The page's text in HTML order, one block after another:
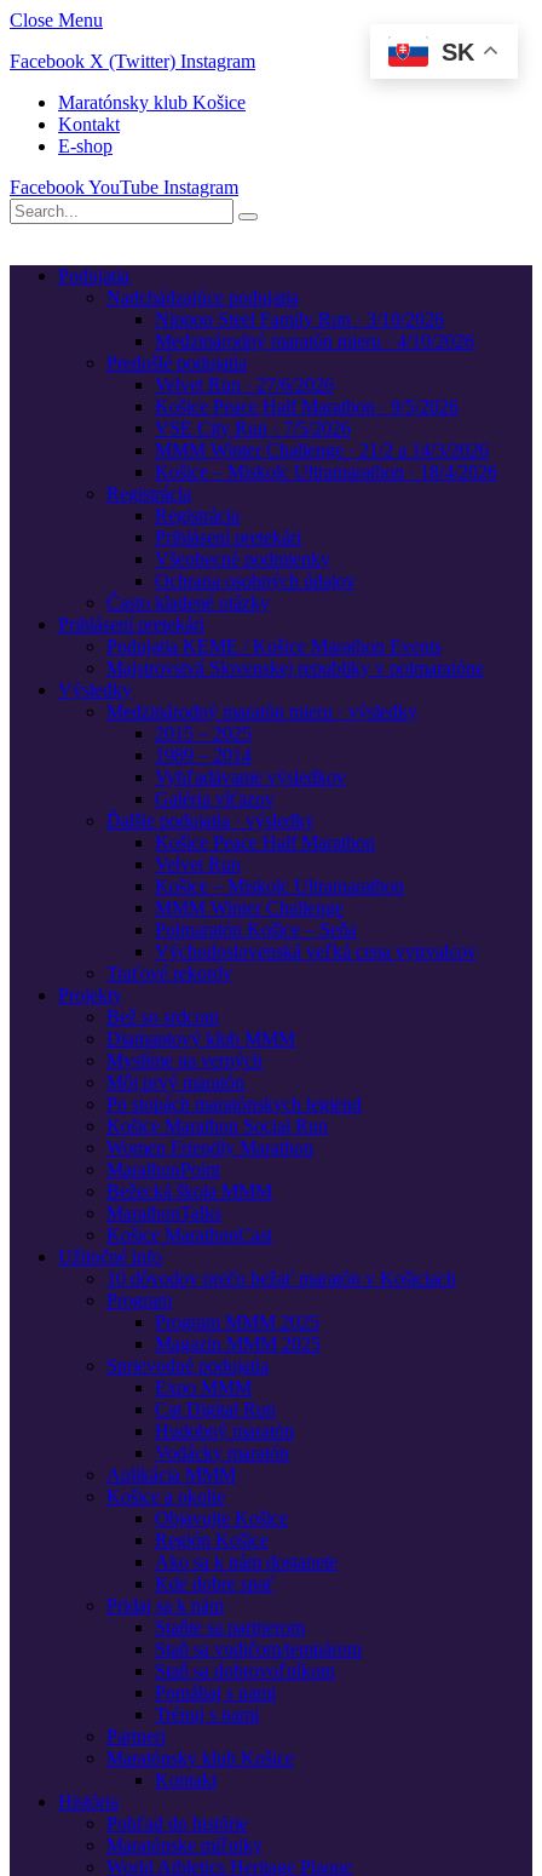
Close Menu
Facebook X (Twitter) Instagram
Maratónsky klub Košice
Kontakt
E-shop
FacebookYouTube Instagram
Podujatia
Nadchádzajúce podujatia
Nippon Steel Family Run · 3/10/2026
Medzinárodný maratón mieru · 4/10/2026
Predošlé podujatia
Velvet Run · 27/6/2026
Košice Peace Half Marathon · 9/5/2026
VSE City Run · 7/5/2026
MMM Winter Challenge · 21/2 a 14/3/2026
Košice – Miskolc Ultramarathon · 18/4/2026
Registrácia
Registrácia
Prihlásení pretekári
Všeobecné podmienky
Ochrana osobných údajov
Často kladené otázky
Prihlásení pretekári
Podujatia KEME / Košice Marathon Events
Majstrovstvá Slovenskej republiky v polmaratóne
Výsledky
Medzinárodný maratón mieru · výsledky
2015 – 2025
1989 – 2014
Vyhľadávanie výsledkov
Galéria víťazov
Ďalšie podujatia · výsledky
Košice Peace Half Marathon
Velvet Run
Košice – Miskolc Ultramarathon
MMM Winter Challenge
Polmaratón Košice – Seňa
Východoslovenská veľká cena vytrvalcov
Traťové rekordy
Projekty
Bež so srdcom
Diamantový klub MMM
Myslíme na verných
Môj prvý maratón
Po stopách maratónskych legiend
Košice Marathon Social Run
Women Friendly Marathon
MarathonPoint
Bežecká škola MMM
MarathonTalks
Košice MarathonCast
Užitočné info
10 dôvodov prečo bežať maratón v Košiciach
Program
Program MMM 2025
Magazín MMM 2025
Sprievodné podujatia
Expo MMM
Cat Digital Run
Hudobný maratón
Vodácky maratón
Aplikácia MMM
Košice a okolie
Objavujte Košice
Región Košice
Ako sa k nám dostanete
Kde dobre spať
Pridaj sa k nám
Staňte sa partnerom
Staň sa vodičom/tempárom
Staň sa dobrovoľníkom
Pomáhaj s nami
Trénuj s nami
Partneri
Maratónsky klub Košice
Kontakt
História
Pohľad do histórie
Maratónske míľniky
World Athletics Heritage Plaque
SK